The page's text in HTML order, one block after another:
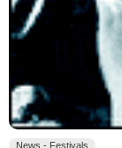
News - Festivals